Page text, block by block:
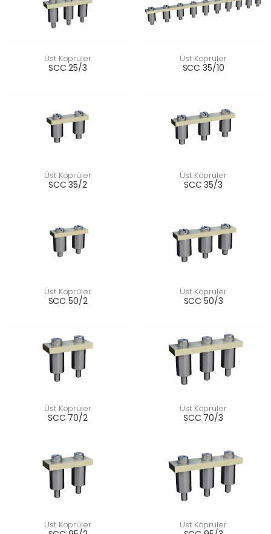
Üst Köprüler
SCC 25/3
Üst Köprüler
SCC 35/10
Üst Köprüler
SCC 35/2
Üst Köprüler
SCC 35/3
Üst Köprüler
SCC 50/2
Üst Köprüler
SCC 50/3
Üst Köprüler
SCC 70/2
Üst Köprüler
SCC 70/3
Üst Köprüler Üst Köprüler